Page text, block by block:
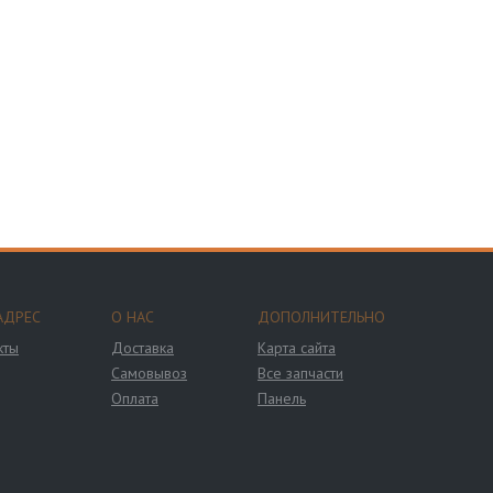
О НАС
Доставка
Самовывоз
Оплата
ДОПОЛНИТЕЛЬНО
Карта сайта
Все запчасти
Панель